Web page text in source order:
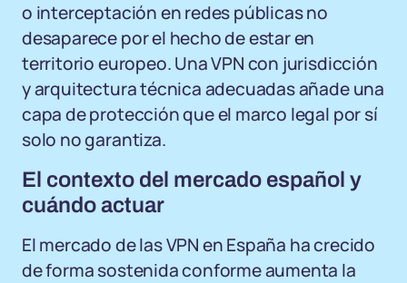
o interceptación en redes públicas no
desaparece por el hecho de estar en
territorio europeo. Una VPN con jurisdicción
y arquitectura técnica adecuadas añade una
capa de protección que el marco legal por sí
solo no garantiza.
El contexto del mercado español y
cuándo actuar
El mercado de las VPN en España ha crecido
de forma sostenida conforme aumenta la